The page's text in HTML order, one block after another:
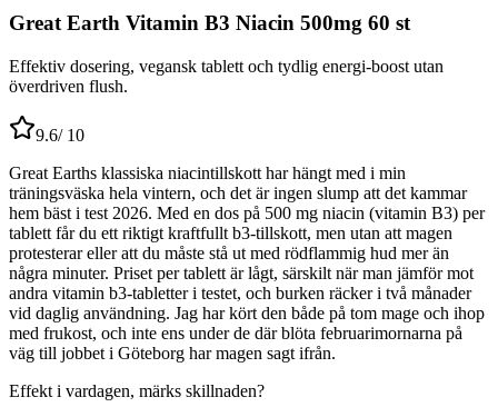
Great Earth Vitamin B3 Niacin 500mg 60 st
Effektiv dosering, vegansk tablett och tydlig energi-boost utan
överdriven flush.
9.6/ 10
Great Earths klassiska niacintillskott har hängt med i min
träningsväska hela vintern, och det är ingen slump att det kammar
hem bäst i test 2026. Med en dos på 500 mg niacin (vitamin B3) per
tablett får du ett riktigt kraftfullt b3-tillskott, men utan att magen
protesterar eller att du måste stå ut med rödflammig hud mer än
några minuter. Priset per tablett är lågt, särskilt när man jämför mot
andra vitamin b3-tabletter i testet, och burken räcker i två månader
vid daglig användning. Jag har kört den både på tom mage och ihop
med frukost, och inte ens under de där blöta februarimornarna på
väg till jobbet i Göteborg har magen sagt ifrån.
Effekt i vardagen, märks skillnaden?